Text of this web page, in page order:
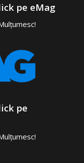
pe eMag
pe